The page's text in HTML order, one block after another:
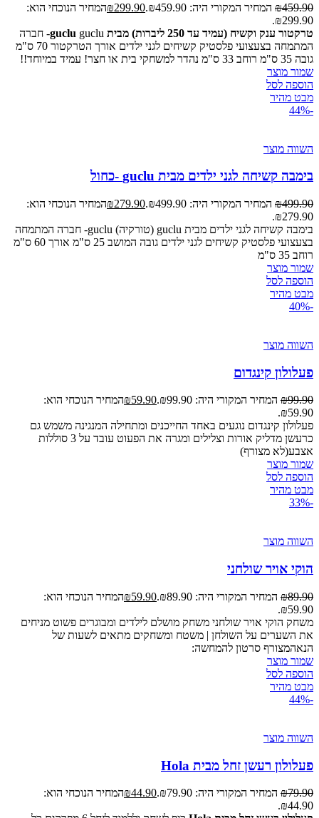
₪459.90 המחיר המקורי היה: ₪459.90. ₪299.90
המחיר הנוכחי הוא:
₪299.90.
טרקטור ענק וקשיח (עמיד עד 250 ליברות) מבית guclu
guclu- חברה
המתמחה בצעצועי פלסטיק קשיחים לגני ילדים אורך הטרקטור 70 ס"מ
גובה 35 ס"מ רוחב 33 ס"מ נהדר למשחקי בית או חצר! עמיד במיוחד!!
שמור מוצר
הוספה לסל
מבט מהיר
-44%
השווה מוצר
בימבה קשיחה לגני ילדים מבית guclu -כחול
₪499.90 המחיר המקורי היה: ₪499.90. ₪279.90
המחיר הנוכחי הוא:
₪279.90.
בימבה קשיחה לגני ילדים מבית guclu (טורקיה) guclu- חברה המתמחה
בצעצועי פלסטיק קשיחים לגני ילדים גובה המושב 25 ס"מ אורך 60 ס"מ
רוחב 35 ס"מ
שמור מוצר
הוספה לסל
מבט מהיר
-40%
השווה מוצר
פעלולון קינגדום
₪99.90 המחיר המקורי היה: ₪99.90. ₪59.90
המחיר הנוכחי הוא:
₪59.90.
פעלולון קינגדום נוגעים באחד החייכנים ומתחילה המנגינה משמש גם
כרעשן מדליק אורות וצלילים ומגרה את הפעוט עובד על 3 סוללות
אצבע(לא מצורף)
שמור מוצר
הוספה לסל
מבט מהיר
-33%
השווה מוצר
הוקי אויר שולחני
₪89.90 המחיר המקורי היה: ₪89.90. ₪59.90
המחיר הנוכחי הוא:
₪59.90.
משחק הוקי אויר שולחני משחק מושלם לילדים ומבוגרים פשוט מניחים
את השערים על השולחן | משטח ומשחקים מתאים לשעות של
הנאהמצורף סרטון להמחשה:
שמור מוצר
הוספה לסל
מבט מהיר
-44%
השווה מוצר
פעלולון רעשן זחל מבית Hola
₪79.90 המחיר המקורי היה: ₪79.90. ₪44.90
המחיר הנוכחי הוא:
₪44.90.